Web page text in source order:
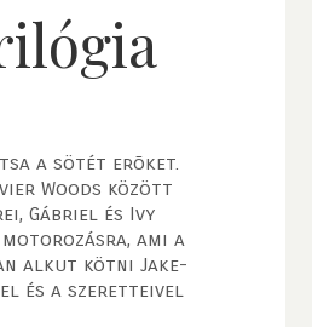
a sötét erõket.
Woods között
Gábriel és Ivy
ami a
alkut kötni Jake-
és a szeretteivel